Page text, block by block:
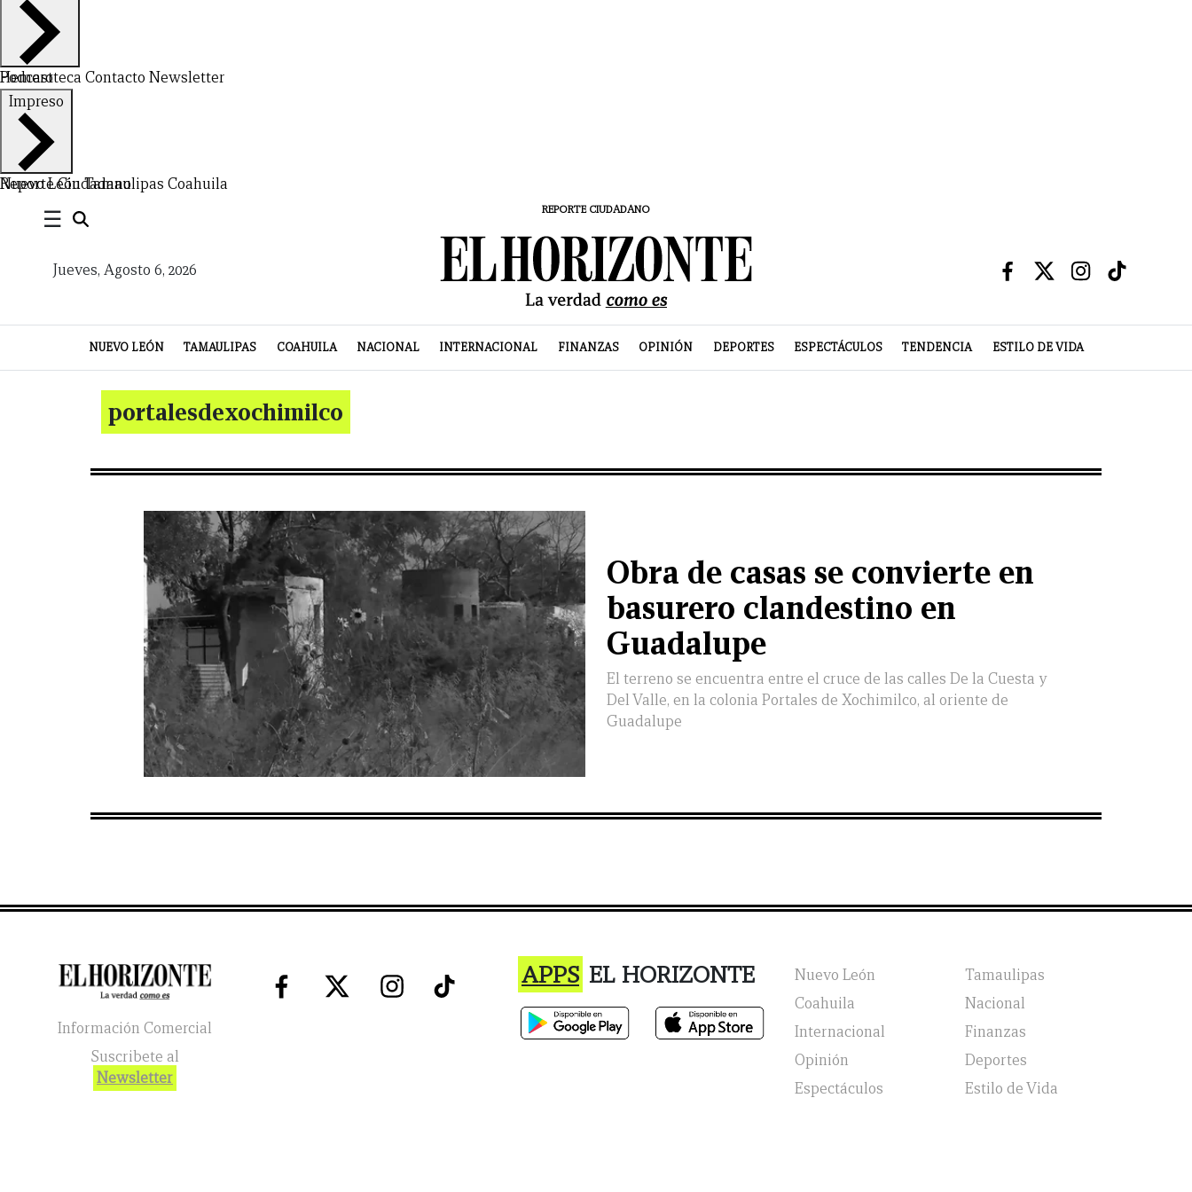
Hemeroteca Contacto Newsletter
Podcast
Impreso
Nuevo LeónTamaulipas Coahuila
Reporte Ciudadano
☰ REPORTE CIUDADANO
Jueves, Agosto 6, 2026
NUEVO LEÓN TAMAULIPAS COAHUILA NACIONAL INTERNACIONAL FINANZAS OPINIÓN DEPORTES ESPECTÁCULOS TENDENCIA ESTILO DE VIDA
VIDA
portalesdexochimilco
Obra de casas se convierte en
basurero clandestino en
Guadalupe
El terreno se encuentra entre el cruce de las calles De la Cuesta y
Del Valle, en la colonia Portales de Xochimilco, al oriente de
Guadalupe
Información Comercial
Suscribete al
Newsletter
APPS EL HORIZONTE Nuevo León
Tamaulipas
Coahuila
Nacional
Internacional
Finanzas
Opinión
Deportes
Espectáculos
Estilo de Vida